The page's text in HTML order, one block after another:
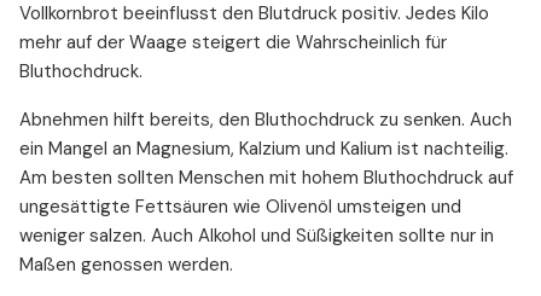
Vollkornbrot beeinflusst den Blutdruck positiv. Jedes Kilo
mehr auf der Waage steigert die Wahrscheinlich für
Bluthochdruck.
Abnehmen hilft bereits, den Bluthochdruck zu senken. Auch
ein Mangel an Magnesium, Kalzium und Kalium ist nachteilig.
Am besten sollten Menschen mit hohem Bluthochdruck auf
ungesättigte Fettsäuren wie Olivenöl umsteigen und
weniger salzen. Auch Alkohol und Süßigkeiten sollte nur in
Maßen genossen werden.